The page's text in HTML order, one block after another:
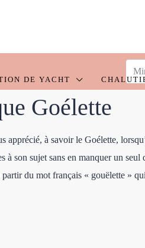
DE YACHT
Goélette
à savoir le Goélette,
son sujet sans en manquer un
du mot français « gouëlette »